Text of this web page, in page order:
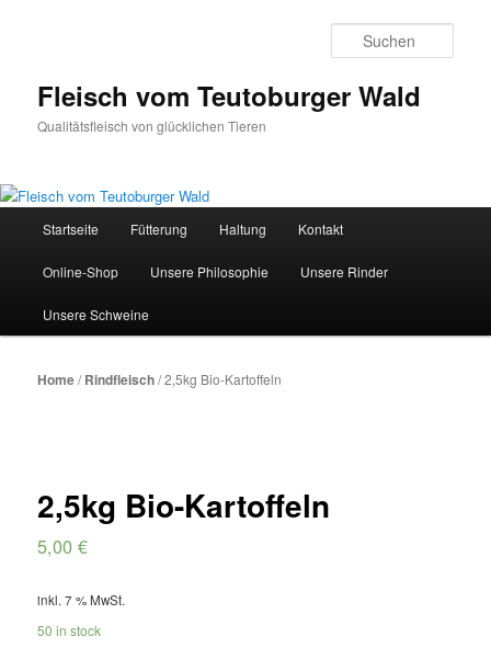
Fleisch vom Teutoburger Wald
Qualitätsfleisch von glücklichen Tieren
Startseite Fütterung Haltung Kontakt
Online-Shop Unsere Philosophie Unsere Rinder
Unsere Schweine
Home/Rindfleisch/ 2,5kg Bio-Kartoffeln
2,5kg Bio-Kartoffeln
5,00€
inkl. 7 % MwSt.
50 in stock